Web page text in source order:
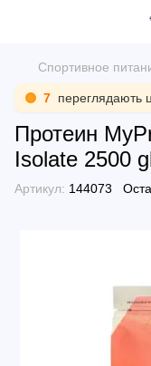
Спортивное
7 переглядають
Протеин
Isolate 2500
Артикул: 144073